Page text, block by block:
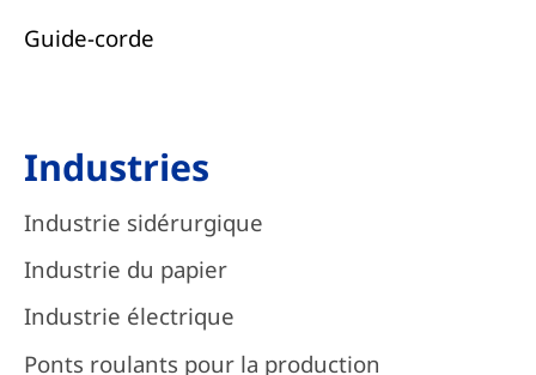
Guide-corde
Industries
Industrie sidérurgique
Industrie du papier
Industrie électrique
Ponts roulants pour la production